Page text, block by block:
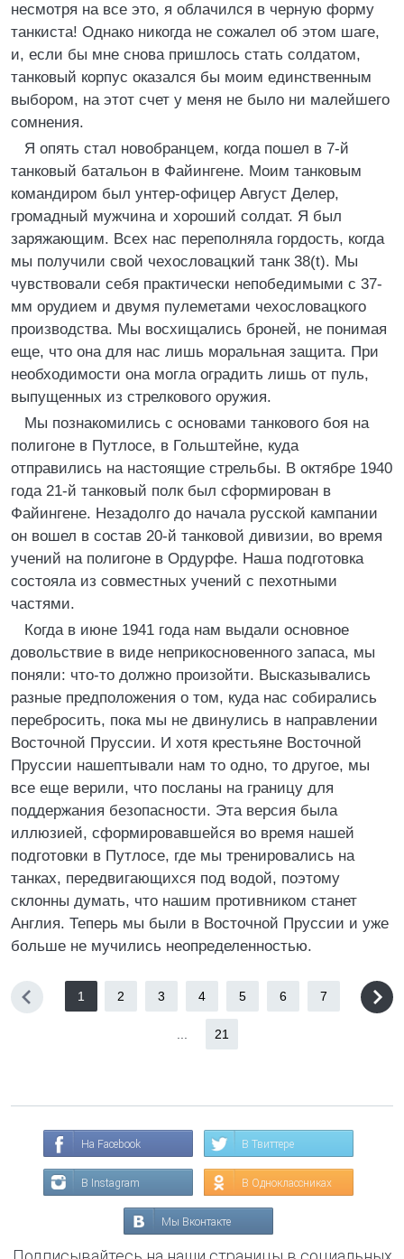
несмотря на все это, я облачился в черную форму
танкиста! Однако никогда не сожалел об этом шаге,
и, если бы мне снова пришлось стать солдатом,
танковый корпус оказался бы моим единственным
выбором, на этот счет у меня не было ни малейшего
сомнения.
Я опять стал новобранцем, когда пошел в 7-й
танковый батальон в Файингене. Моим танковым
командиром был унтер-офицер Август Делер,
громадный мужчина и хороший солдат. Я был
заряжающим. Всех нас переполняла гордость, когда
мы получили свой чехословацкий танк 38(t). Мы
чувствовали себя практически непобедимыми с 37-
мм орудием и двумя пулеметами чехословацкого
производства. Мы восхищались броней, не понимая
еще, что она для нас лишь моральная защита. При
необходимости она могла оградить лишь от пуль,
выпущенных из стрелкового оружия.
Мы познакомились с основами танкового боя на
полигоне в Путлосе, в Гольштейне, куда
отправились на настоящие стрельбы. В октябре 1940
года 21-й танковый полк был сформирован в
Файингене. Незадолго до начала русской кампании
он вошел в состав 20-й танковой дивизии, во время
учений на полигоне в Ордурфе. Наша подготовка
состояла из совместных учений с пехотными
частями.
Когда в июне 1941 года нам выдали основное
довольствие в виде неприкосновенного запаса, мы
поняли: что-то должно произойти. Высказывались
разные предположения о том, куда нас собирались
перебросить, пока мы не двинулись в направлении
Восточной Пруссии. И хотя крестьяне Восточной
Пруссии нашептывали нам то одно, то другое, мы
все еще верили, что посланы на границу для
поддержания безопасности. Эта версия была
иллюзией, сформировавшейся во время нашей
подготовки в Путлосе, где мы тренировались на
танках, передвигающихся под водой, поэтому
склонны думать, что нашим противником станет
Англия. Теперь мы были в Восточной Пруссии и уже
больше не мучились неопределенностью.
1 2 3 4 5 6 7
21
На Facebook В Твиттере
В Instagram В Одноклассниках
Мы Вконтакте